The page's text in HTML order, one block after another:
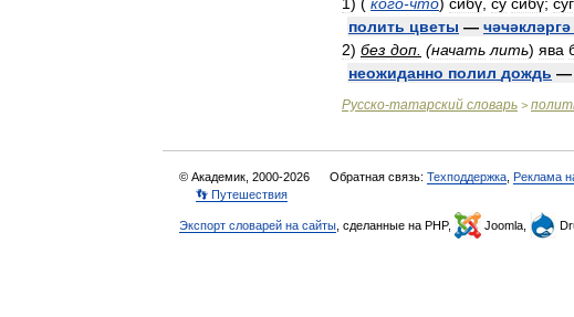
полить цветы — чәчәкләргә
2) без доп (начать лить) ява
неожиданно полил дождь —
Русско-татарский словарь >
© Академик, 2000-2026 Обратная связь: Техподдержка Реклама
👣 Путешествия
Экспорт словарей на сайты , сделанные на PHP, Joomla,